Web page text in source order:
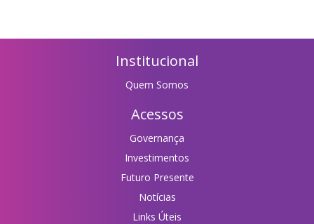
Institucional
Quem Somos
Acessos
Governança
Investimentos
Futuro Presente
Notícias
Links Úteis